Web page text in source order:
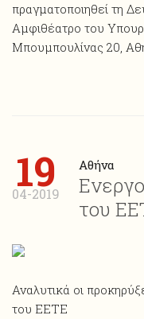
πραγματοποιηθεί τη
Αμφιθέατρο του
Μπουμπουλίνας 20,
19
04-2019
Αθήνα
του
Αναλυτικά οι
του ΕΕΤΕ